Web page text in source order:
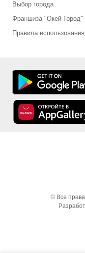
Выбор города
Франшиза "Окей Город"
Правила
© Все